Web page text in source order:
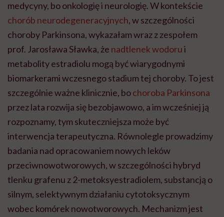
medycyny, bo onkologię i neurologię. W kontekście
chorób neurodegeneracyjnych, w szczególności
choroby Parkinsona, wykazałam wraz z zespołem
prof. Jarosława Sławka, że nadtlenek wodorui
metabolity estradiolu mogą być wiarygodnymi
biomarkerami wczesnego stadium tej choroby. To jest
szczególnie ważne klinicznie, bochoroba Parkinsona
przez lata rozwija się bezobjawowo, a im wcześniej ją
rozpoznamy, tym skuteczniejsza może być
interwencja terapeutyczna. Równolegle prowadzimy
badania nad opracowaniem nowych leków
przeciwnowotworowych, w szczególności hybryd
tlenku grafenu z 2-metoksyestradiolem, substancją o
silnym, selektywnym działaniu cytotoksycznym
wobec komórek nowotworowych. Mechanizm jest